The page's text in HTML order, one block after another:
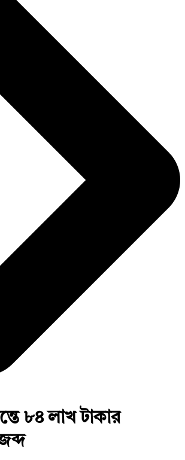
৮৪ লাখ টাকার